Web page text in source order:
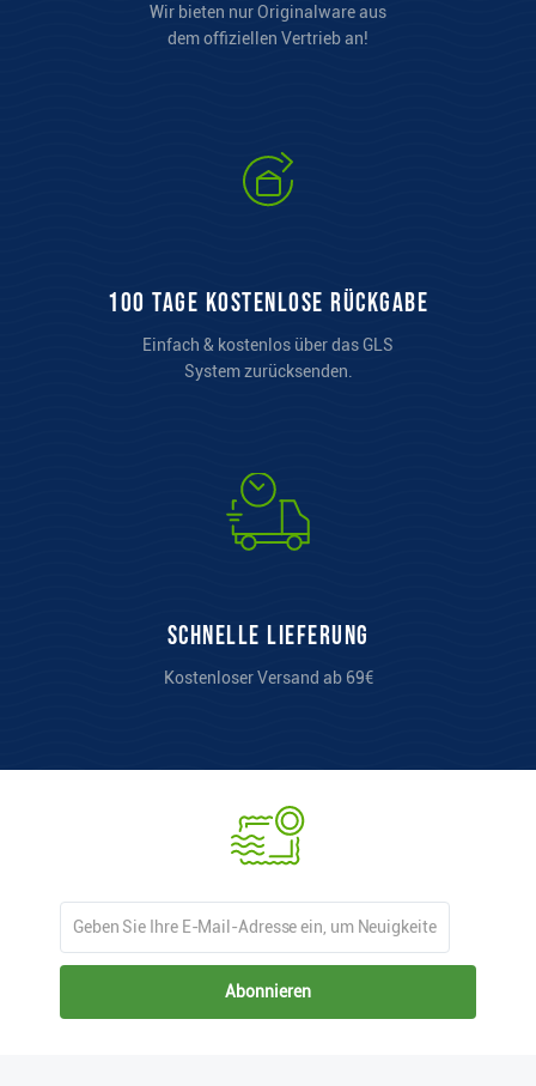
Wir bieten nur Originalware aus
dem offiziellen Vertrieb an!
100 Tage kostenlose Rückgabe
Einfach & kostenlos über das GLS
System zurücksenden.
Schnelle Lieferung
Kostenloser Versand ab 69€
Abonnieren